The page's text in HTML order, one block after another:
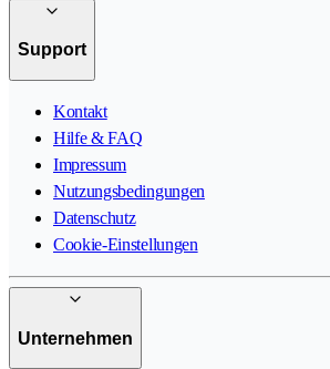
Support
Kontakt
Hilfe & FAQ
Impressum
Nutzungsbedingungen
Datenschutz
Cookie-Einstellungen
Unternehmen